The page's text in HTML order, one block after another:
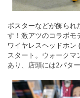
ポスターなどが飾られ
す！激アツのコラボモ
ワイヤレスヘッドホン
スタート。ウォーク
あり、店頭には2パタ